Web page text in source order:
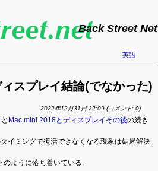
Back Street Net
英語
スプレイ結論(でなかった)
2022年12月31日 22:09 (コメント: 0)
と Mac mini 2018とディスプレイその後の続き
イミングで復活できなくなる現象は結局解決
ように落ち着いている。